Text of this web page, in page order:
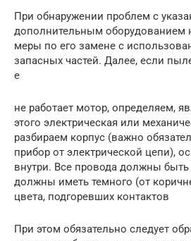
При обнаружении проблем с
дополнительным оборудованием
меры по его замене с
запасных частей. Далее, если
е
не работает мотор, определяем,
этого электрическая или
разбираем корпус (важно
прибор от электрической цепи),
внутри. Все провода должны
должны иметь темного (от
цвета, подгоревших контактов
При этом обязательно следует